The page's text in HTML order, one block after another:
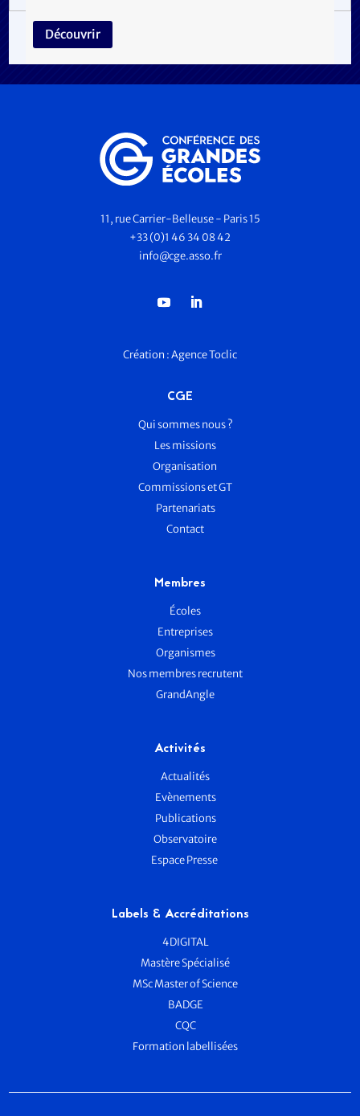
Découvrir
11, rue Carrier-Belleuse - Paris 15
+33 (0)1 46 34 08 42
info@cge.asso.fr
Création :Agence Toclic
CGE
Qui sommes nous ?
Les missions
Organisation
Commissions et GT
Partenariats
Contact
Membres
Écoles
Entreprises
Organismes
Nos membres recrutent
GrandAngle
Activités
Actualités
Evènements
Publications
Observatoire
Espace Presse
Labels & Accréditations
4DIGITAL
Mastère Spécialisé
MSc Master of Science
BADGE
CQC
Formation labellisées